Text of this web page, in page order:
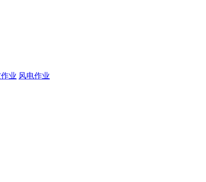
业 风电作业